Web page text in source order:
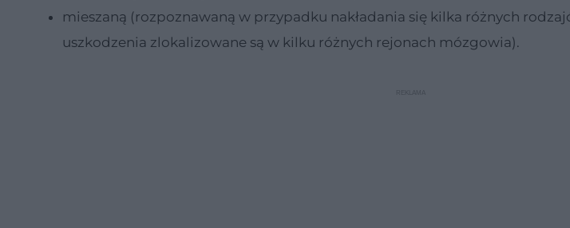
mieszaną (rozpoznawaną w przypadku nakładania się kilka różnych
uszkodzenia zlokalizowane są w kilku różnych rejonach mózgowia).